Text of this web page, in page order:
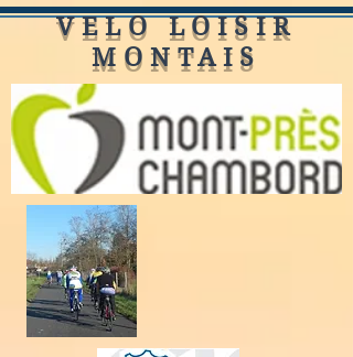
VELO LOISIR
MONTAIS